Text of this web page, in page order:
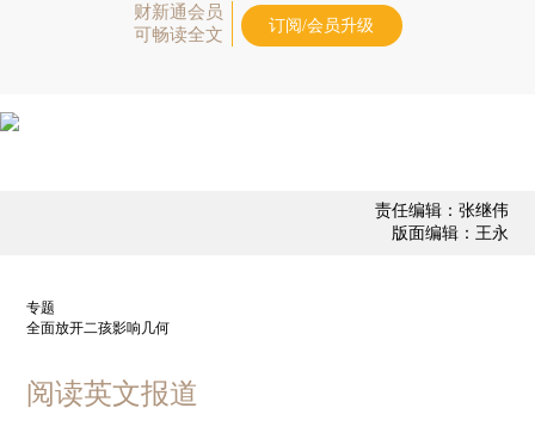
财新通会员
可畅读全文
订阅/会员升级
责任编辑：张继伟
版面编辑：王永
专题
全面放开二孩影响几何
阅读英文报道